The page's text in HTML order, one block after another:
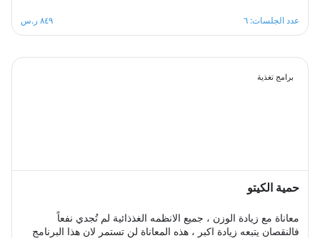
غذائية جديدة ويتابع برامج حميات يكتسب منها مهارات التنظيم
الصحي للمتناول الغذائي اليومي بما يتناسب مع حاجات جسمه من
الوزن.
عدد الجلسات: ٦ ٨٤٩ ر.س
برامج تغذية
حمية الكيتو
معاناة مع زيادة الوزن ، جميع الانظمه الغذذائية لم تُجدي نفعاً
فالنقصان يتبعه زيادة اكبر ، هذه المعاناة لن تستمر لان هذا البرنامج